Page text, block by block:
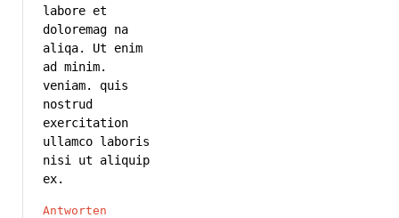
labore et
doloremag na
aliqa. Ut enim
ad minim.
veniam. quis
nostrud
exercitation
ullamco laboris
nisi ut aliquip
ex.
Antworten